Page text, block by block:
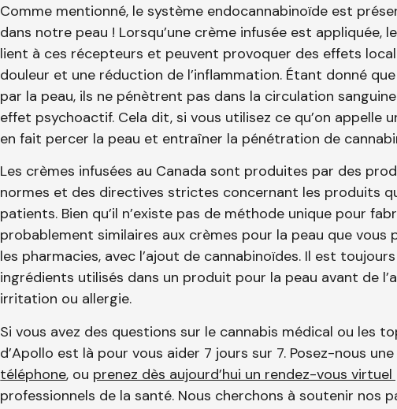
Comme mentionné, le système endocannabinoïde est
dans notre peau ! Lorsqu’une crème infusée est appliquée,
lient à ces récepteurs et peuvent provoquer des effets
douleur et une réduction de l’inflammation. Étant donné
par la peau, ils ne pénètrent pas dans la circulation
effet psychoactif. Cela dit, si vous utilisez ce qu’on appelle
en fait percer la peau et entraîner la pénétration de
Les crèmes infusées au Canada sont produites par des
normes et des directives strictes concernant les produits
patients. Bien qu’il n’existe pas de méthode unique pour
probablement similaires aux crèmes pour la peau que vous
les pharmacies, avec l’ajout de cannabinoïdes. Il est
ingrédients utilisés dans un produit pour la peau avant de
irritation ou allergie.
Si vous avez des questions sur le cannabis médical ou les
d’Apollo est là pour vous aider 7 jours sur 7. Posez-nous
téléphone, ou prenez dès aujourd’hui un rendez-vous
professionnels de la santé. Nous cherchons à soutenir nos